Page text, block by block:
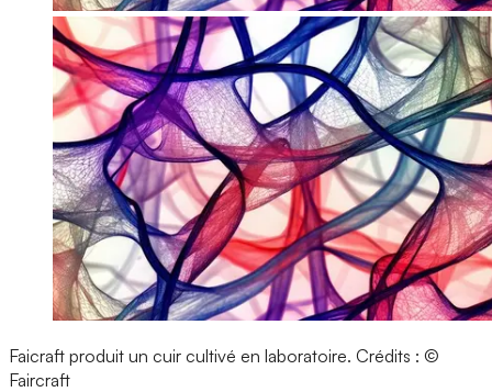
Faicraft produit un cuir cultivé en laboratoire. Crédits : ©
Faircraft